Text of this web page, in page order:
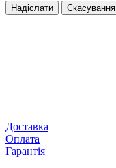
Надіслати Скасування
Доставка
Оплата
Гарантія